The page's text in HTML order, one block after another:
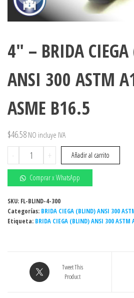
4″ – BRIDA
ANSI 300 ASTM
ASME B16.5
$46.58 NO incluye IVA
-
-
BRIDA
CIEGA
(BLIND)
ANSI
300
ASME
B16.5
+ Añadir al carrito
Comprar x WhatsApp
SKU: FL-BLIND-4-300
Categorías: BRIDA CIEGA (BLIND) ANSI 300
Etiqueta: BRIDA CIEGA (BLIND) ANSI 300 ASTM
Tweet This
Product